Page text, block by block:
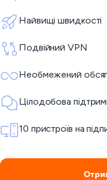
Найвищі швидкості
Подвійний VPN
Необмежений
Цілодобова
10 пристроїв на